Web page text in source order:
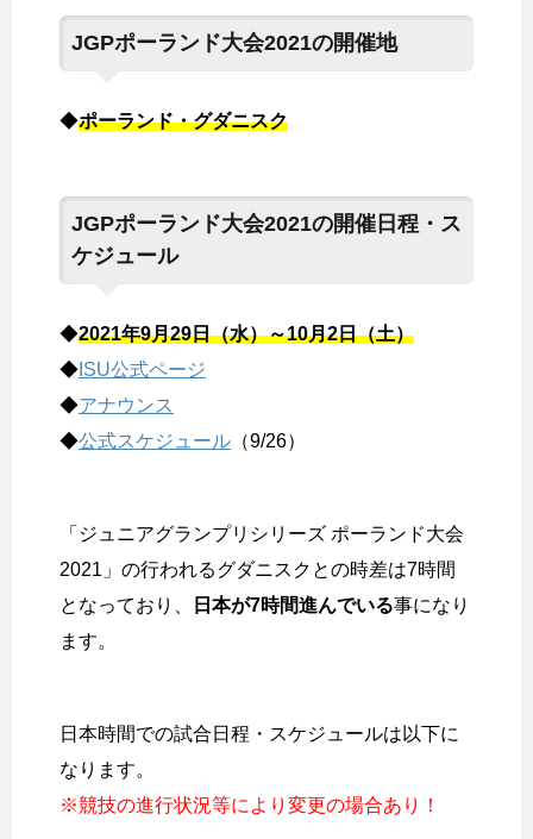
JGPポーランド大会2021の開催地
◆ポーランド・グダニスク
JGPポーランド大会2021の開催日程・ス
ケジュール
◆2021年9月29日（水）～10月2日（土）
◆ ISU公式ページ
◆アナウンス
◆公式スケジュール （9/26）
「ジュニアグランプリシリーズ ポーランド大会
2021」の行われるグダニスクとの時差は7時間
となっており、
日本が7時間進んでいる事になり
ます。
日本時間での試合日程・スケジュールは以下に
なります。
※競技の進行状況等により変更の場合あり！